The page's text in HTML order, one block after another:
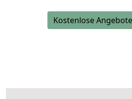
Kostenlose